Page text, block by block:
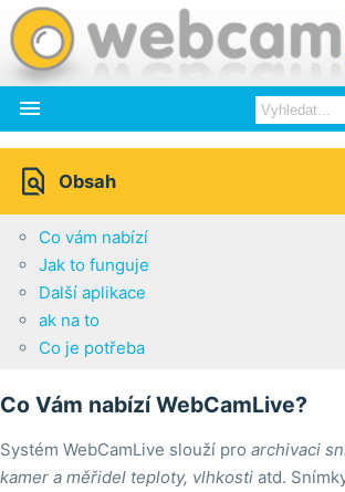

 Obsah
Co vám nabízí
Jak to funguje
Další aplikace
ak na to
Co je potřeba
Co Vám nabízí WebCamLive?
Systém WebCamLive slouží pro archivaci
kamer a měřidel teploty, vlhkosti atd.